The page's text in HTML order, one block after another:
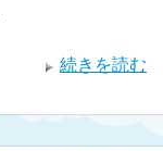
続きを読む